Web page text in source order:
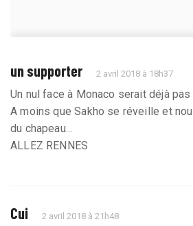
un supporter 2 avril 2018 à 18h37
Un nul face à Monaco serait déjà pas
A moins que Sakho se réveille et
du chapeau...
ALLEZ RENNES
Cui 2 avril 2018 à 21h48